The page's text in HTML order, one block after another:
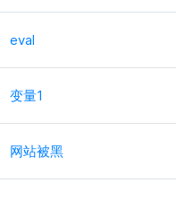
eval
变量1
网站被黑